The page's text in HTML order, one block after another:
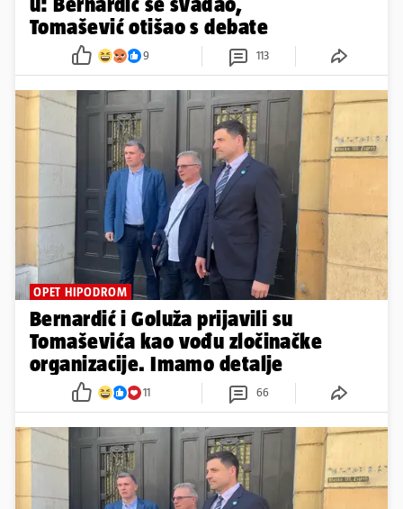
Tomašević otišao s debate
9 113
OPET HIPODROM
Bernardić i Goluža prijavili su
Tomaševića kao vođu zločinačke
organizacije. Imamo detalje
11 66